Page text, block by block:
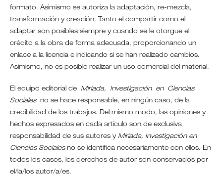
formato. Asimismo se autoriza la adaptación, re-mezcla,
transformación y creación. Tanto el compartir como el
adaptar son posibles siempre y cuando se le otorgue el
crédito a la obra de forma adecuada, proporcionando un
enlace a la licencia e indicando si se han realizado cambios.
Asimismo, no es posible realizar un uso comercial del material.
El equipo editorial de Miríada, Investigación en Ciencias
Sociales no se hace responsable, en ningún caso, de la
credibilidad de los trabajos. Del mismo modo, las opiniones y
hechos expresados en cada artículo son de exclusiva
responsabilidad de sus autores y Miríada, Investigación en
Ciencias Sociales no se identifica necesariamente con ellos. En
todos los casos, los derechos de autor son conservados por
el/la/los autor/a/es.